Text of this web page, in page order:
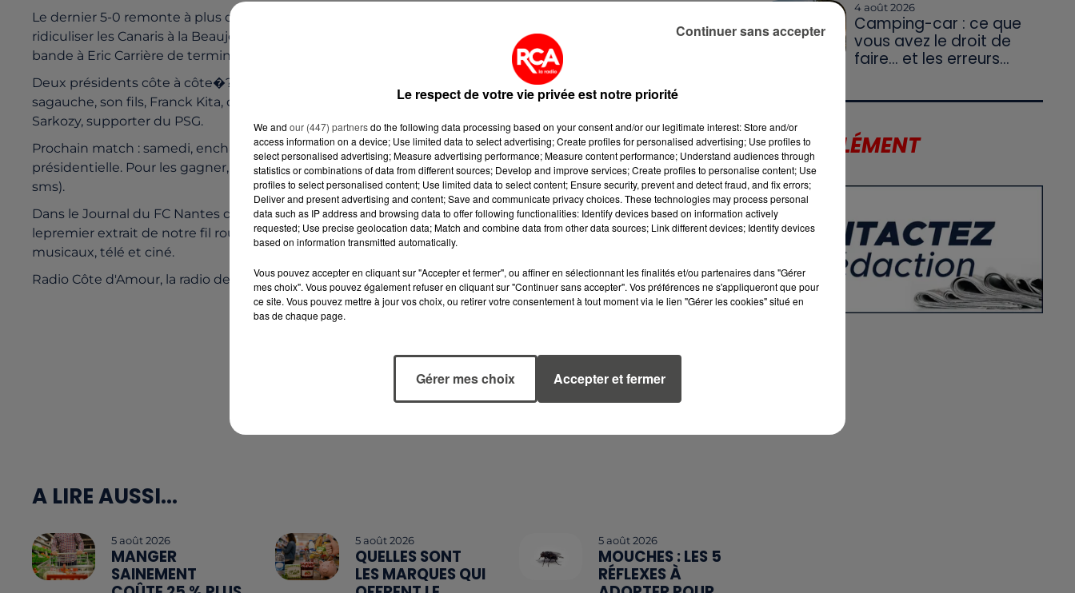
Le dernier 5-0 remonte à plus de13 ans ! Mercredi 6 septembre 2000 : les Girondins de Bordeauxvenaient
ridiculiser les Canaris à la Beaujoire, grâce notamment à un triplé dePauleta. Cela n'avait pas empêché la
bande à Eric Carrière de terminerchampionne de France.
Deux présidents côte à côte�?�Waldémar Kita était forcément présent hier soir au Parc des Princes. A
sagauche, son fils, Franck Kita, directeur général du FC Nantes. A sa droite, unautre président, un ex, Nicolas
Sarkozy, supporter du PSG.
Prochain match : samedi, enchampionnat face à Reims. Radio Côte d'Amour vous offre d'ailleurs des placesen
présidentielle. Pour les gagner, il vous suffit d'envoyer FCNANTES par smsau 71004 (50 centimes d'euro par
sms).
Dans le Journal du FC Nantes dece lundi (diffusé à 9h15, 12h15 et 19h sur Radio Côte d'Amour), écoutez
lepremier extrait de notre fil rouge de la semaine, Issa Cissokho. Le défenseurnantais évoque ses goûts
musicaux, télé et ciné.
Radio Côte d'Amour, la radio des supporters du FC Nantes !
A LIRE AUSSI...
5 août 2026
MANGER
SAINEMENT
5 août 2026
QUELLES SONT
LES MARQUES QUI
5 août 2026
MOUCHES : LES 5
RÉFLEXES À
4 août 2026
Camping-car : ce que
vous avez le droit de
faire... et les erreurs...
LE SUPPLÉMENT
Le respect de votre vie privée est notre priorité
We and our (447) partnersdo the following data processing based on your consent and/or our legitimate interest: Store and/or
access information on a device; Use limited data to select advertising; Create profiles for personalised advertising; Use profiles to
select personalised advertising; Measure advertising performance; Measure content performance; Understand audiences through
statistics or combinations of data from different sources; Develop and improve services; Create profiles to personalise content; Use
profiles to select personalised content; Use limited data to select content; Ensure security, prevent and detect fraud, and fix errors;
Deliver and present advertising and content; Save and communicate privacy choices. These technologies may process personal
data such as IP address and browsing data to offer following functionalities: Identify devices based on information actively
requested; Use precise geolocation data; Match and combine data from other data sources; Link different devices; Identify devices
based on information transmitted automatically.
Vous pouvez accepter en cliquant sur "Accepter et fermer", ou affiner en sélectionnant les finalités et/ou partenaires dans "Gérer
mes choix". Vous pouvez également refuser en cliquant sur "Continuer sans accepter". Vos préférences ne s'appliqueront que pour
ce site. Vous pouvez mettre à jour vos choix, ou retirer votre consentement à tout moment via le lien "Gérer les cookies" situé en
bas de chaque page.
Gérer mes choix Accepter et fermer
Continuer sans accepter